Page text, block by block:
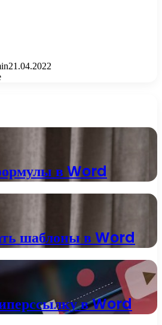
21.04.2022
в Word
шаблоны в Word
в Word